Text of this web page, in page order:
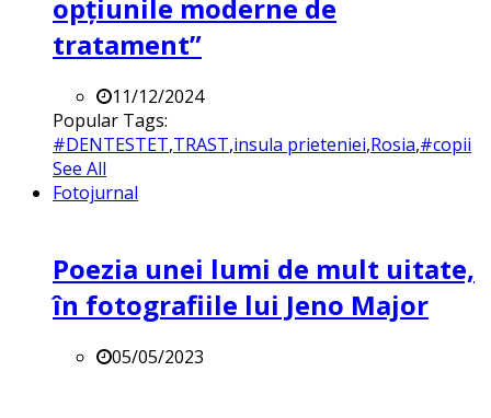
opțiunile moderne de
tratament”
11/12/2024
Popular Tags:
#DENTESTET,TRAST,insula prieteniei,Rosia,#copii
See All
Fotojurnal
Poezia unei lumi de mult uitate,
în fotografiile lui Jeno Major
05/05/2023